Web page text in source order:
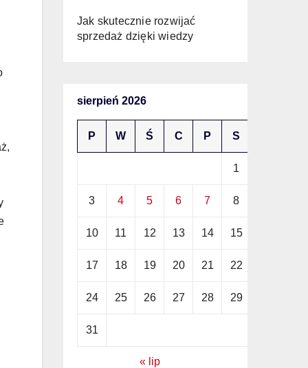
Jak skutecznie rozwijać
sprzedaż dzięki wiedzy
sierpień 2026
P W Ś C P S
1
3 4 5 6 7 8
10 11 12 13 14 15
17 18 19 20 21 22
24 25 26 27 28 29
31
« lip